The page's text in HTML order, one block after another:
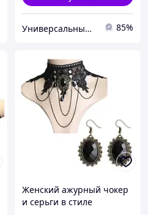
Универсальный Интернет-магазин POPULAR 85%
Женский ажурный чокер
и серьги в стиле